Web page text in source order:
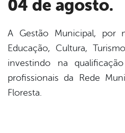
04 de agosto.
A Gestão Municipal, por
Educação, Cultura,
investindo na
profissionais da Rede
Floresta.